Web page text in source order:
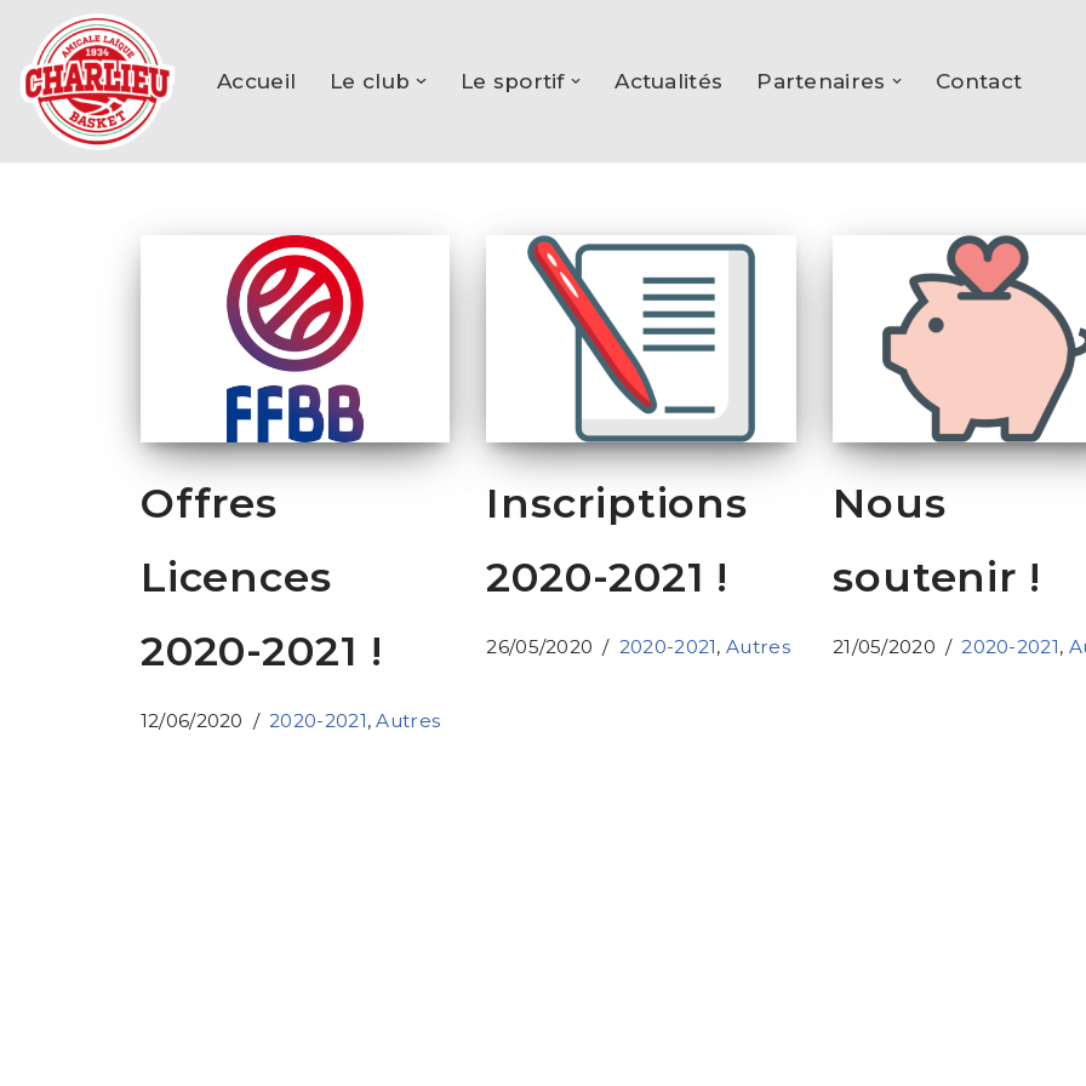
Aller
au
contenu
Accueil Le club Le sportif Actualités Partenaires Contact
Offres
Licences
2020-2021 !
12/06/2020 2020-2021,Autres
Inscriptions
2020-2021 !
26/05/2020 2020-2021,Autres
Nous
soutenir !
21/05/2020 2020-2021,